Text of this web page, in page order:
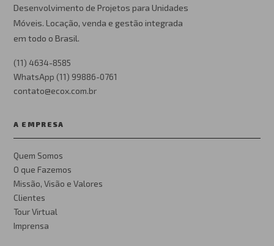
Desenvolvimento de Projetos para Unidades
Móveis. Locação, venda e gestão integrada
em todo o Brasil.
(11) 4634-8585
WhatsApp (11) 99886-0761
contato@ecox.com.br
A EMPRESA
Quem Somos
O que Fazemos
Missão, Visão e Valores
Clientes
Tour Virtual
Imprensa